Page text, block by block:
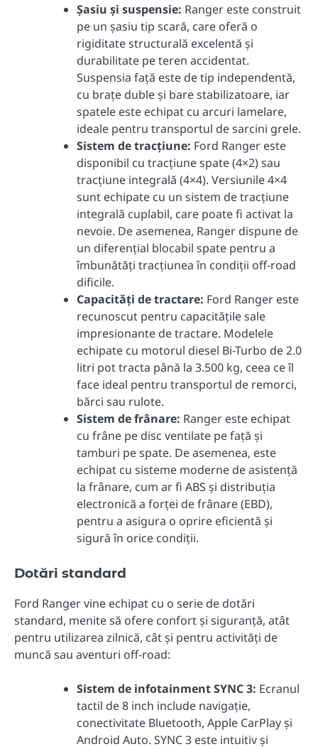
Șasiu și suspensie: Ranger este construit
pe un șasiu tip scară, care oferă o
rigiditate structurală excelentă și
durabilitate pe teren accidentat.
Suspensia față este de tip independentă,
cu brațe duble și bare stabilizatoare, iar
spatele este echipat cu arcuri lamelare,
ideale pentru transportul de sarcini grele.
Sistem de tracțiune: Ford Ranger este
disponibil cu tracțiune spate (4×2) sau
tracțiune integrală (4×4). Versiunile 4×4
sunt echipate cu un sistem de tracțiune
integrală cuplabil, care poate fi activat la
nevoie. De asemenea, Ranger dispune de
un diferențial blocabil spate pentru a
îmbunătăți tracțiunea în condiții off-road
dificile.
Capacități de tractare: Ford Ranger este
recunoscut pentru capacitățile sale
impresionante de tractare. Modelele
echipate cu motorul diesel Bi-Turbo de 2.0
litri pot tracta până la 3.500 kg, ceea ce îl
face ideal pentru transportul de remorci,
bărci sau rulote.
Sistem de frânare: Ranger este echipat
cu frâne pe disc ventilate pe față și
tamburi pe spate. De asemenea, este
echipat cu sisteme moderne de asistență
la frânare, cum ar fi ABS și distribuția
electronică a forței de frânare (EBD),
pentru a asigura o oprire eficientă și
sigură în orice condiții.
Dotări standard
Ford Ranger vine echipat cu o serie de dotări
standard, menite să ofere confort și siguranță, atât
pentru utilizarea zilnică, cât și pentru activități de
muncă sau aventuri off-road:
Sistem de infotainment SYNC 3: Ecranul
tactil de 8 inch include navigație,
conectivitate Bluetooth, Apple CarPlay și
Android Auto. SYNC 3 este intuitiv și